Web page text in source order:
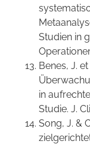
Studien in
Benes, J.
in
Studie. J.
Song, J. &